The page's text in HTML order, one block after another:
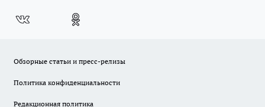
Обзорные статьи и пресс-релизы
Политика конфиденциальности
Редакционная политика